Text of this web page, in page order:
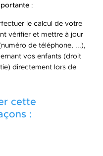
:
le calcul de votre
vérifier et mettre à jour
de téléphone, ...),
vos enfants (droit
directement lors de
cette
: